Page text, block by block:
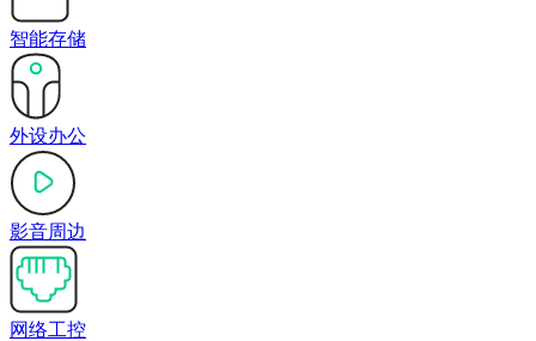
智能存储
外设办公
影音周边
网络工控